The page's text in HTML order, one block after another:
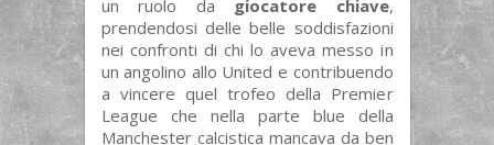
un ruolo da giocatore chiave,
prendendosi delle belle soddisfazioni
nei confronti di chi lo aveva messo in
un angolino allo United e contribuendo
a vincere quel trofeo della Premier
League che nella parte blue della
Manchester calcistica mancava da ben